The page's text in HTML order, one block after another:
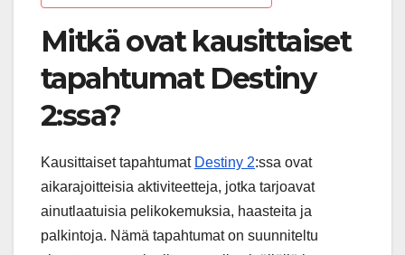
Mitkä ovat kausittaiset
tapahtumat Destiny
2:ssa?
Kausittaiset tapahtumat Destiny 2:ssa ovat
aikarajoitteisia aktiviteetteja, jotka tarjoavat
ainutlaatuisia pelikokemuksia, haasteita ja
palkintoja. Nämä tapahtumat on suunniteltu